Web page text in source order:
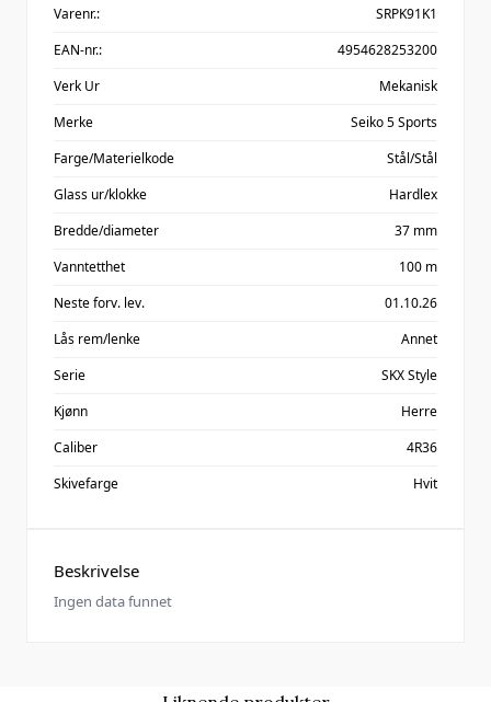
Beskrivelse
Ingen data funnet
Varenr.:
SRPK91K1
EAN-nr.:
4954628253200
Verk Ur
Mekanisk
Merke
Seiko 5 Sports
Farge/Materielkode
Stål/Stål
Glass ur/klokke
Hardlex
Bredde/diameter
37 mm
Vanntetthet
100 m
Neste forv. lev.
01.10.26
Lås rem/lenke
Annet
Serie
SKX Style
Kjønn
Herre
Caliber
4R36
Skivefarge
Hvit